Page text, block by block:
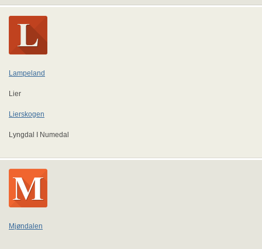
Lampeland
Lier
Lierskogen
Lyngdal I Numedal
Mjøndalen